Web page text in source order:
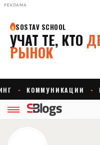
РЕКЛАМА